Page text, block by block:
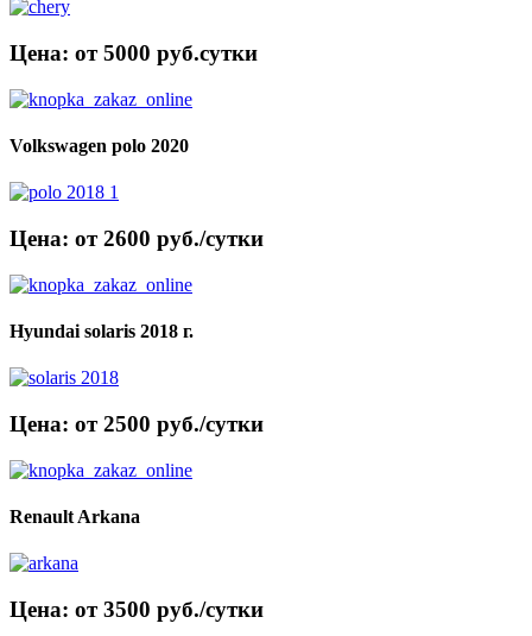
Цена: от 5000 руб.cутки
Volkswagen polo 2020
Цена: от 2600 руб./сутки
Hyundai solaris 2018 г.
Цена: от 2500 руб./сутки
Renault Arkana
Цена: от 3500 руб./сутки